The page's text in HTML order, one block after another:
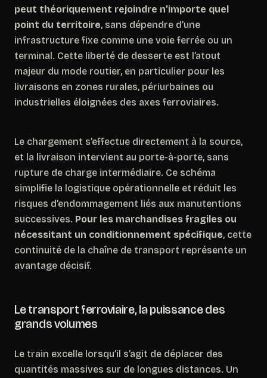
peut théoriquement rejoindre n’importe quel
point du territoire, sans dépendre d’une
infrastructure fixe comme une voie ferrée ou un
terminal. Cette liberté de desserte est l’atout
majeur du mode routier, en particulier pour les
livraisons en zones rurales, périurbaines ou
industrielles éloignées des axes ferroviaires.
Le chargement s’effectue directement à la source,
et la livraison intervient au porte-à-porte, sans
rupture de charge intermédiaire. Ce schéma
simplifie la logistique opérationnelle et réduit les
risques d’endommagement liés aux manutentions
successives. Pour les marchandises fragiles ou
nécessitant un conditionnement spécifique, cette
continuité de la chaîne de transport représente un
avantage décisif.
Le transport ferroviaire, la puissance des
grands volumes
Le train excelle lorsqu’il s’agit de déplacer des
quantités massives sur de longues distances. Un